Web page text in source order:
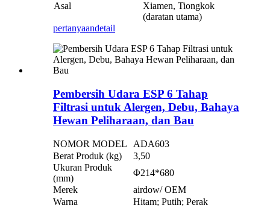
Asal
Xiamen, Tiongkok
(daratan utama)
pertanyaandetail
Pembersih Udara ESP 6 Tahap
Filtrasi untuk Alergen, Debu, Bahaya
Hewan Peliharaan, dan Bau
NOMOR MODEL
ADA603
Berat Produk (kg)
3,50
Ukuran Produk
(mm)
Φ214*680
Merek
airdow/ OEM
Warna
Hitam; Putih; Perak